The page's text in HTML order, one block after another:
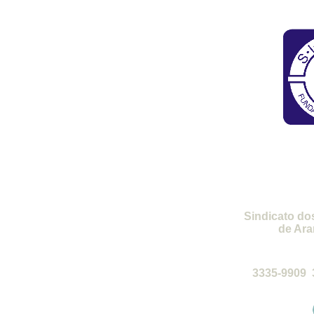
Sindicato
de
3335-9909